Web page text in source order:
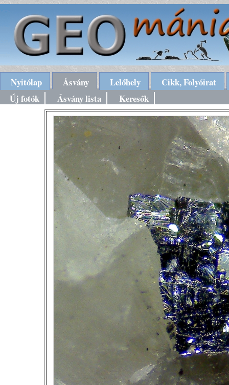
Nyitólap Ásvány Lelőhely
Cikk, Folyóirat
Új fotók
Ásvány lista Keresők